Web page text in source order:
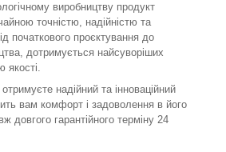
виробництву продукт
точністю, надійністю та
початкового проєктування до
дотримується найсуворіших
якості.
надійний та інноваційний
вам комфорт і задоволення в його
довгого гарантійного терміну 24